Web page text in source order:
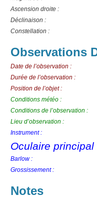
Ascension droite :
Déclinaison :
Constellation :
Observations
Date de l’observation :
Durée de l’observation :
Position de l’objet :
Conditions météo :
Conditions de l’observation :
Lieu d’observation :
Instrument :
Oculaire principal
Barlow :
Grossissement :
Notes